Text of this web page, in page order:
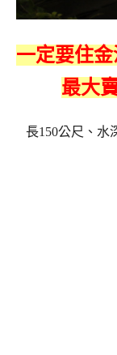
一定要住
最大
長150公尺、水